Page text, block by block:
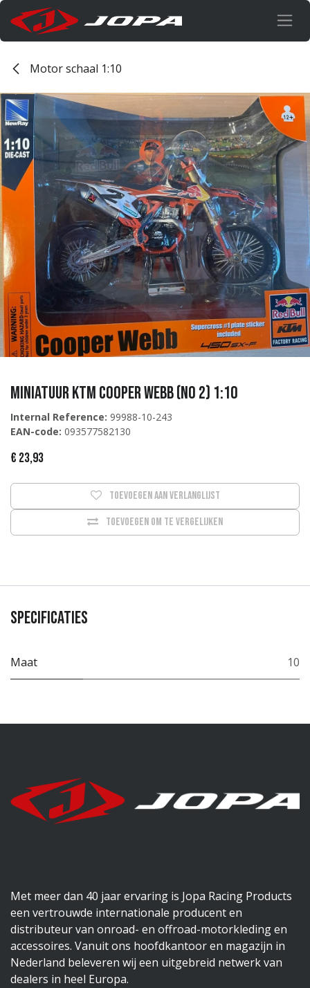
Overslaan naar inhoud
Motor schaal 1:10
Miniatuur KTM Cooper Webb (No 2) 1:10
Internal Reference: 99988-10-243
EAN-code: 093577582130
€ 23,93
Toevoegen om te vergelijken
Toevoegen aan verlanglijst
Specificaties
Maat 10
Met meer dan 40 jaar ervaring is Jopa Racing Products
een vertrouwde internationale producent en
distributeur van onroad- en offroad-motorkleding en
accessoires. Vanuit ons hoofdkantoor en magazijn in
Nederland beleveren wij een uitgebreid netwerk van
dealers in heel Europa.